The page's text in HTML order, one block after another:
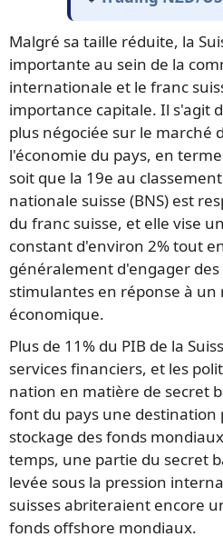
Malgré sa taille réduite, la
importante au sein de la
internationale et le franc
importance capitale. Il s'agit
plus négociée sur le marché
l'économie du pays, en
soit que la 19e au
nationale suisse (BNS) est
du franc suisse, et elle vise
constant d'environ 2% tout
généralement d'engager
stimulantes en réponse à
économique.
Plus de 11% du PIB de la
services financiers, et les
nation en matière de secret
font du pays une destination
stockage des fonds
temps, une partie du secret
levée sous la pression
suisses abriteraient encore
fonds offshore mondiaux.